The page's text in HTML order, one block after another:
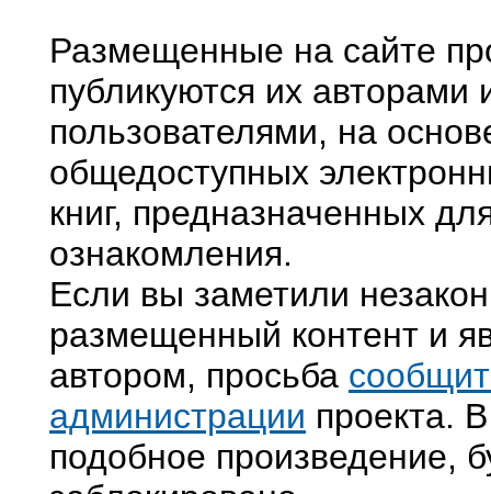
Размещенные на сайте
публикуются их авторами
пользователями, на
общедоступных
книг, предназначенных
ознакомления.
Если вы заметили
размещенный контент и
автором, просьба
администрации проекта.
подобное произведение,